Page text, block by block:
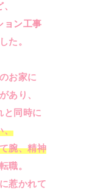
ョン工事
た。
お家に
あり、
と同時に
、
腕、精神
職。
惹かれて